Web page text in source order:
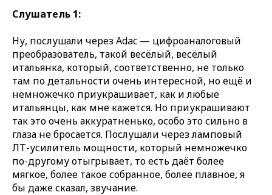
Слушатель 1:
Ну, послушали через Adac — цифроаналоговый
преобразователь, такой весёлый, весёлый
итальянка, который, соответственно, не только
там по детальности очень интересной, но ещё и
немножечко приукрашивает, как и любые
итальянцы, как мне кажется. Но приукрашивают
так это очень аккуратненько, особо это сильно в
глаза не бросается. Послушали через ламповый
ЛТ-усилитель мощности, который немножечко
по-другому отыгрывает, то есть даёт более
мягкое, более такое собранное, более плавное, я
бы даже сказал, звучание.